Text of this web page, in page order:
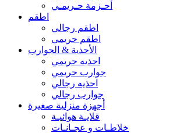
أحـزمة حـريمـي
اطقم
اطقم رجالي
اطقم حريمي
الأحذية & الجوارب
احذيه حريمي
جوارب حريمي
احذيه رجالي
جوارب رجالي
أجهزة منزلية صغيرة
قلايـة هوائيـة
خلاطـات و عجـانـات